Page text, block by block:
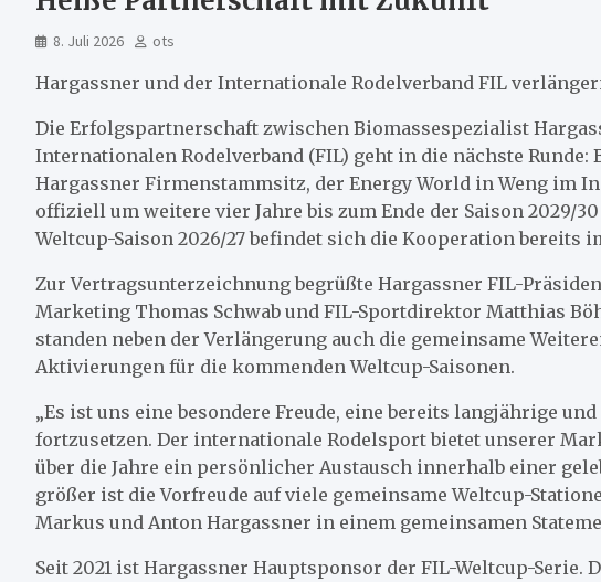
8. Juli 2026 ots
Hargassner und der Internationale Rodelverband FIL
Die Erfolgspartnerschaft zwischen Biomassespezialist
Internationalen Rodelverband (FIL) geht in die nächste
Hargassner Firmenstammsitz, der Energy World in Weng im
offiziell um weitere vier Jahre bis zum Ende der Saison 2029/
Weltcup-Saison 2026/27 befindet sich die Kooperation bereits
Zur Vertragsunterzeichnung begrüßte Hargassner FIL-
Marketing Thomas Schwab und FIL-Sportdirektor Matthias
standen neben der Verlängerung auch die gemeinsame
Aktivierungen für die kommenden Weltcup-Saisonen.
„Es ist uns eine besondere Freude, eine bereits langjährige
fortzusetzen. Der internationale Rodelsport bietet unserer
über die Jahre ein persönlicher Austausch innerhalb einer
größer ist die Vorfreude auf viele gemeinsame Weltcup-
Markus und Anton Hargassner in einem gemeinsamen
Seit 2021 ist Hargassner Hauptsponsor der FIL-Weltcup-Serie.